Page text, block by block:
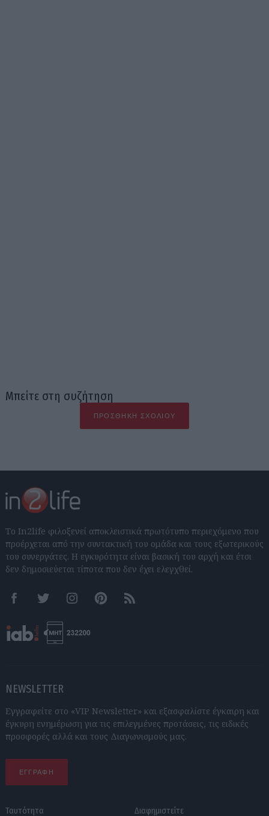
Μπείτε στη συζήτηση
ΠΡΟΣΘΉΚΗ ΣΧΟΛΊΟΥ
Το In2life φιλοξενεί αποκλειστικά πρωτότυπο περιεχόμενο που
προέρχεται από την συντακτική του ομάδα και τους εξωτερικούς
του συνεργάτες. Η εγκυρότητα είναι βασική του αρχή και έτσι
δεν δημοσιεύεται τίποτα που δεν έχει ελεγχθεί.
FacebookTwitter InstagramPinterestRSS feeds
NEWSLETTER
Εγγραφείτε στο «VIP Newsletter» και εξασφαλίστε έγκαιρη και
έγκυρη ενημέρωση για τις επιλεγμένες προτάσεις, τις ειδικές
προσφορές αλλά και τους Διαγωνισμούς μας.
ΕΓΓΡΑΦΗ
Ταυτότητα Διαφημιστείτε